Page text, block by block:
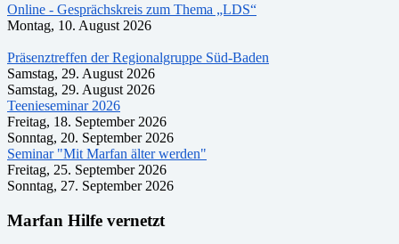
Online - Gesprächskreis zum Thema „LDS“
Montag, 10. August 2026
Präsenztreffen der Regionalgruppe Süd-Baden
Samstag, 29. August 2026
Samstag, 29. August 2026
Teenieseminar 2026
Freitag, 18. September 2026
Sonntag, 20. September 2026
Seminar "Mit Marfan älter werden"
Freitag, 25. September 2026
Sonntag, 27. September 2026
Marfan Hilfe vernetzt